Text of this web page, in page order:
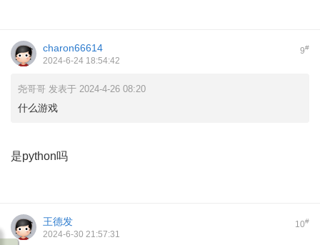
9#
charon66614
2024-6-24 18:54:42
尧哥哥 发表于 2024-4-26 08:20
什么游戏
是python吗
10#
王德发
2024-6-30 21:57:31